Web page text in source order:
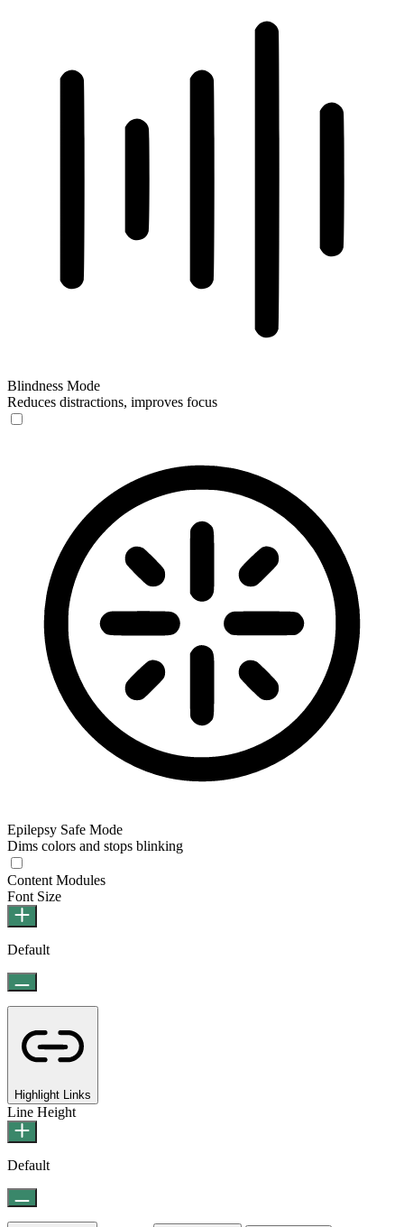
Blindness Mode
Reduces distractions, improves focus
Epilepsy Safe Mode
Dims colors and stops blinking
Content Modules
Font Size
Default
Highlight Links
Line Height
Default